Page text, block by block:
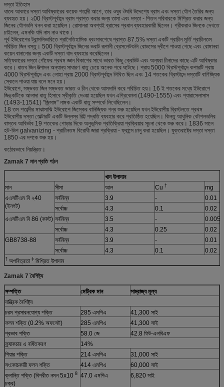
দস্তা ইতিহাস
ধাতব আকারে দস্তা আবিষ্কারের কয়েক শতাব্দী আগে, তার ওষুধ ঔষধি উদ্দেশ্যে ব্রাস এবং দস্তা যৌগ তৈরির জন্য
ব্যবহৃত হয়। ২00 খ্রিস্টপূর্বাব্দে ব্রাস প্রাপ্ত করার জন্য তামা এবং দস্তা - পিতল পরিবারকে মিশ্রিত করার জন্য
জিনের যৌগগুলি খনন করা হয়েছিল। রোমানরা অবশ্যই ব্রাসের প্রধান ব্যবহারকারী ছিলেন। গ্রীকরাও জিনকে দেখতে
চাইলেন, এমনকি যদি নাম নাও থাকে।
পূর্ব ইউরোপের ট্রান্সলিভারিতে প্রাগৈতিহাসিক ধ্বংসাবশেষে প্রাপ্ত 87.5% দস্তা একটি প্রাচীন মূর্তি প্রাচীনতম
পরিচিত জিন বস্তু। 500 খ্রিস্টপূর্বাব্দে জিনের ভরাট রূপালী ব্রেসলেটগুলি রোডসের দ্বীপে পাওয়া গেছে এবং রোমানরা
কয়েন বানানোর জন্য একটি দস্তা খাদ ব্যবহার করেছিলেন।
সত্যিকারের দস্তা গোঁফের প্রথম জ্ঞান বিকাশের সাথে ভারত কিছু ক্রেডিট এবং অন্যরা চীনাদের কাছে এটি আবিষ্কার
করে। ধাতব জিন উত্পাদন অন্যান্য সাধারণ ধাতু চেয়ে অনেক পরে ঘটেছে। প্রায় 5000 খ্রিস্টপূর্বাব্দে কপারটি প্রায়
4000 খ্রিস্টপূর্বাব্দে এবং লোহা প্রায় 2000 খ্রিস্টপূর্বাব্দে লিখিত ছিল এবং 14 শতকের খ্রিস্টাব্দে দস্তাটি বাণিজ্যিক
স্কেলে পাওয়া যায় বলে মনে হয়।
ইউরোপে, সম্ভবত জিন সম্ভবত ভারত ও চীন থেকে আমদানি করে পরিচিত হয়। 16 ই শতকের মধ্যে ইউরোপে
জিঙ্কটিকে আলাদা ধাতু হিসাবে স্বীকৃতি দেওয়া হয়েছিল যখন এগ্রিকোলা (1490-1555) এবং প্যারাসেলাসাস
(1493-11541) "জিন্সাম" নামক একটি ধাতু সম্পর্কে লিখেছিলেন।
18 তম শতাব্দীর মাঝামাঝি ইউরোপে জিস্কের বানিজ্যিক গন্ধ শুরু হয়েছিল যখন ইউরোপীয় ব্রিস্টলতে প্রথম
ইউরোপীয় দস্তা স্মেল্টারটি একটি উল্লম্ব রিট্ট পদ্ধতি ব্যবহার করে প্রতিষ্ঠিত হয়েছিল। কিন্তু আধুনিক কৌশলগুলির
বাস্তব আবির্ভাব 19 শতকের গোড়ার দিকে অনুভূমিক প্রতিক্রিয়া প্রক্রিয়ার সূচনা থেকে শুরু করে। 1836 সালে
হট-ডিপ galvanizing - প্রাচীনতম বিরোধী জারা প্রক্রিয়া - ফ্রান্সে চালু করা হয়েছিল। যুক্তরাষ্ট্রে দস্তা দস্তা
1850 এর দশকে শুরু হয়।
কঠোরভাবে নিয়ন্ত্রিত।
Zamak 7 মান প্রতি গঠন
খাদ উপাদান
মান
সীমা আল Cu †
mg
এএসটিএম বি ২40
(ইনগট)
সর্বনিম্ন 3.9 -
0.01
সর্বোচ্চ
4.3 0.1
0.02
এএসটিএম বি 86 (কাস্ট) সর্বনিম্ন 3.5 -
0.005
সর্বোচ্চ
4.3 0.25
0.02
GB8738-88
সর্বনিম্ন 3.9 -
0.01
সর্বোচ্চ
4.3 0.1 0.02
† অপবিত্রতা ‡ মিশ্রিত উপাদান
Zamak 7 বৈশিষ্ট্য
সম্পত্তি মেট্রিক মান
সাম্রাজ্য মূল্য
যান্ত্রিক বৈশিষ্ট্য
চরম প্রসারনযোগ্য শক্তি
285 এমপিএ
41,300 সাই
ফলন শক্তি (0.2% অফসেট)
285 এমপিএ
41,300 সাই
প্রভাব শক্তি
58.0 জে
42.8 ফিট-এলবিএফ
ফ্র্যাকচার এ বর্ধিতকরণ
14%
শিয়ার শক্তি
214 এমপিএ
31,000 সাই
সংকোচকারী ফলন শক্তি
414 এমপিএ
60,000 সাই
ক্লান্তি শক্তি (বিপরীত নমন 5x10 8
চক্র)
47.0 এমপিএ 6,820 সাই